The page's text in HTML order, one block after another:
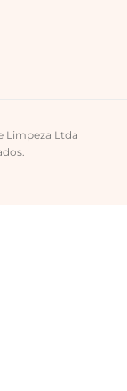
Limpeza Ltda